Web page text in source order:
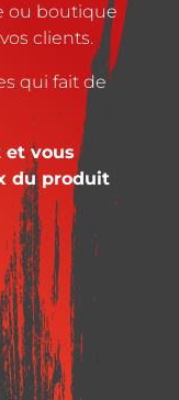
ou boutique
clients.
qui fait de
et vous
du produit